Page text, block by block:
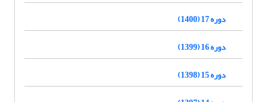
دوره 17 (1400)
دوره 16 (1399)
دوره 15 (1398)